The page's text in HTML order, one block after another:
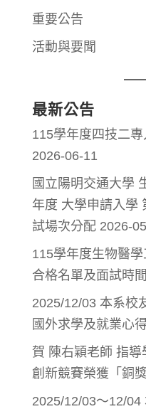
重要公告
活動與要聞
最新公告
115學年度四技二
2026-06-11
國立陽明交通大學
年度 大學申請入學
試場次分配 2026-
115學年度生物醫
合格名單及面試時
2025/12/03 本系校
國外求學及就業心
賀 陳右穎老師 指
創新競賽榮獲「銅獎
2025/12/03～12/